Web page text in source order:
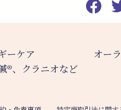
ーケア
®︎、クラニオなど
オー